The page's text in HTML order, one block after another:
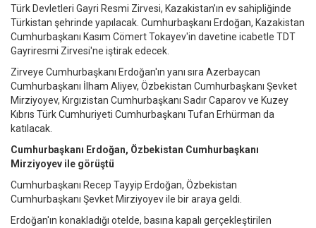
Türk Devletleri Gayri Resmi Zirvesi, Kazakistan’ın ev sahipliğinde
Türkistan şehrinde yapılacak. Cumhurbaşkanı Erdoğan, Kazakistan
Cumhurbaşkanı Kasım Cömert Tokayev'in davetine icabetle TDT
Gayriresmi Zirvesi'ne iştirak edecek.
Zirveye Cumhurbaşkanı Erdoğan'ın yanı sıra Azerbaycan
Cumhurbaşkanı İlham Aliyev, Özbekistan Cumhurbaşkanı Şevket
Mirziyoyev, Kırgızistan Cumhurbaşkanı Sadır Caparov ve Kuzey
Kıbrıs Türk Cumhuriyeti Cumhurbaşkanı Tufan Erhürman da
katılacak.
Cumhurbaşkanı Erdoğan, Özbekistan Cumhurbaşkanı
Mirziyoyev ile görüştü
Cumhurbaşkanı Recep Tayyip Erdoğan, Özbekistan
Cumhurbaşkanı Şevket Mirziyoyev ile bir araya geldi.
Erdoğan'ın konakladığı otelde, basına kapalı gerçekleştirilen